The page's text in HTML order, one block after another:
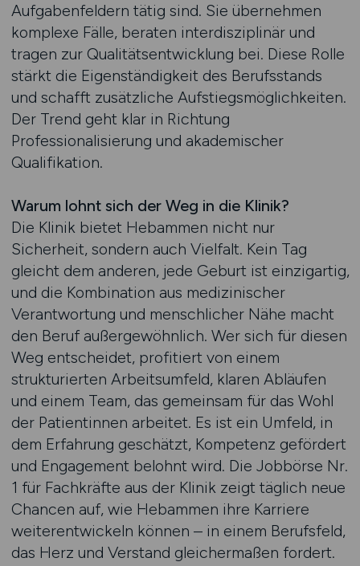
Aufgabenfeldern tätig sind. Sie übernehmen
komplexe Fälle, beraten interdisziplinär und
tragen zur Qualitätsentwicklung bei. Diese Rolle
stärkt die Eigenständigkeit des Berufsstands
und schafft zusätzliche Aufstiegsmöglichkeiten.
Der Trend geht klar in Richtung
Professionalisierung und akademischer
Qualifikation.
Warum lohnt sich der Weg in die Klinik?
Die Klinik bietet Hebammen nicht nur
Sicherheit, sondern auch Vielfalt. Kein Tag
gleicht dem anderen, jede Geburt ist einzigartig,
und die Kombination aus medizinischer
Verantwortung und menschlicher Nähe macht
den Beruf außergewöhnlich. Wer sich für diesen
Weg entscheidet, profitiert von einem
strukturierten Arbeitsumfeld, klaren Abläufen
und einem Team, das gemeinsam für das Wohl
der Patientinnen arbeitet. Es ist ein Umfeld, in
dem Erfahrung geschätzt, Kompetenz gefördert
und Engagement belohnt wird. Die Jobbörse Nr.
1 für Fachkräfte aus der Klinik zeigt täglich neue
Chancen auf, wie Hebammen ihre Karriere
weiterentwickeln können – in einem Berufsfeld,
das Herz und Verstand gleichermaßen fordert.